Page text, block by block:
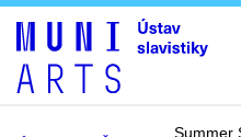
Summer